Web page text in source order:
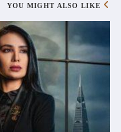
YOU MIGHT ALSO LIKE